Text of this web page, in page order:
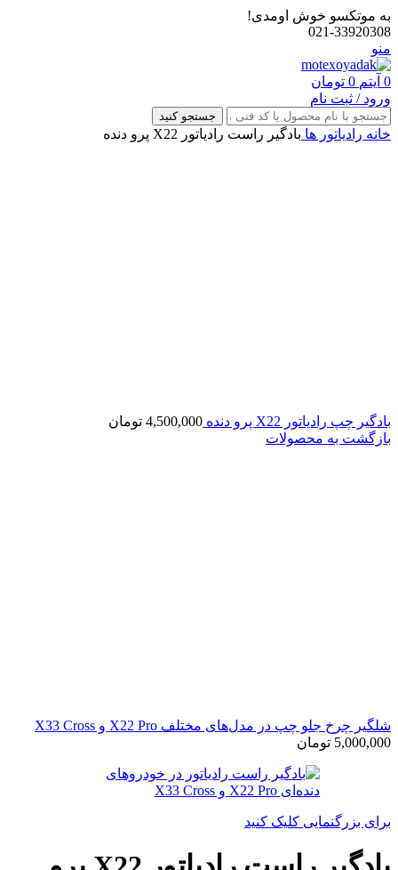
به موتکسو خوش اومدی!
021-33920308
منو
0 آیتم 0 تومان
ورود / ثبت نام
جستجو کنید
خانه رادیاتور ها بادگیر راست رادیاتور X22 پرو دنده
بادگیر چپ رادیاتور X22 پرو دنده 4,500,000 تومان
بازگشت به محصولات
شلگیر چرخ جلو چپ در مدل‌های مختلف X22 Pro و X33 Cross
5,000,000 تومان
برای بزرگنمایی کلیک کنید